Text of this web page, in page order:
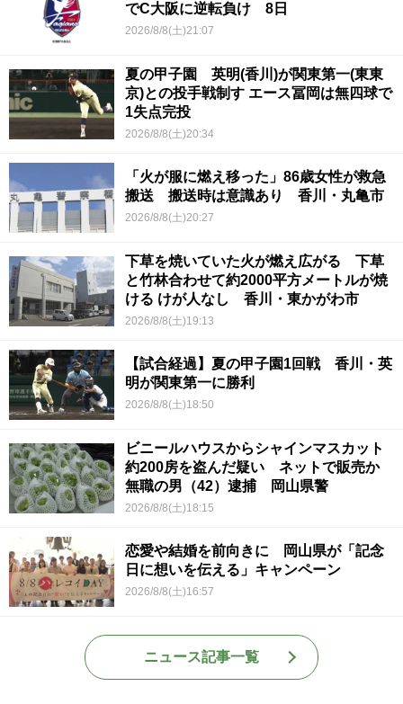
でC大阪に逆転負け 8日
2026/8/8(土)21:07
夏の甲子園 英明(香川)が関東第一(東東
京)との投手戦制す エース冨岡は無四球で
1失点完投
2026/8/8(土)20:34
「火が服に燃え移った」86歳女性が救急
搬送 搬送時は意識あり 香川・丸亀市
2026/8/8(土)20:27
下草を焼いていた火が燃え広がる 下草
と竹林合わせて約2000平方メートルが焼
ける けが人なし 香川・東かがわ市
2026/8/8(土)19:13
【試合経過】夏の甲子園1回戦 香川・英
明が関東第一に勝利
2026/8/8(土)18:50
ビニールハウスからシャインマスカット
約200房を盗んだ疑い ネットで販売か
無職の男（42）逮捕 岡山県警
2026/8/8(土)18:15
恋愛や結婚を前向きに 岡山県が「記念
日に想いを伝える」キャンペーン
2026/8/8(土)16:57
ニュース記事一覧